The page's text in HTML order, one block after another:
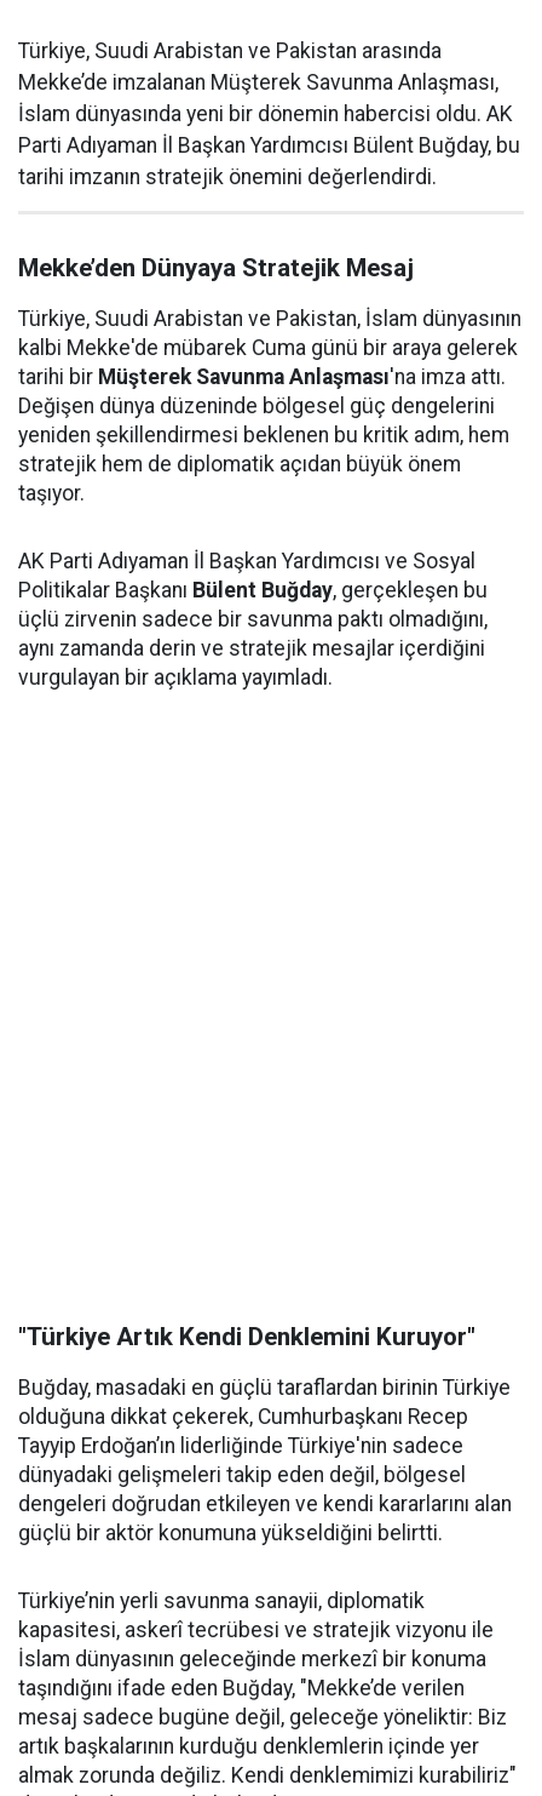
Türkiye, Suudi Arabistan ve Pakistan arasında
Mekke’de imzalanan Müşterek Savunma Anlaşması,
İslam dünyasında yeni bir dönemin habercisi oldu. AK
Parti Adıyaman İl Başkan Yardımcısı Bülent Buğday, bu
tarihi imzanın stratejik önemini değerlendirdi.
Mekke’den Dünyaya Stratejik Mesaj
Türkiye, Suudi Arabistan ve Pakistan, İslam dünyasının
kalbi Mekke'de mübarek Cuma günü bir araya gelerek
tarihi bir Müşterek Savunma Anlaşması'na imza attı.
Değişen dünya düzeninde bölgesel güç dengelerini
yeniden şekillendirmesi beklenen bu kritik adım, hem
stratejik hem de diplomatik açıdan büyük önem
taşıyor.
AK Parti Adıyaman İl Başkan Yardımcısı ve Sosyal
Politikalar Başkanı Bülent Buğday, gerçekleşen bu
üçlü zirvenin sadece bir savunma paktı olmadığını,
aynı zamanda derin ve stratejik mesajlar içerdiğini
vurgulayan bir açıklama yayımladı.
"Türkiye Artık Kendi Denklemini Kuruyor"
Buğday, masadaki en güçlü taraflardan birinin Türkiye
olduğuna dikkat çekerek, Cumhurbaşkanı Recep
Tayyip Erdoğan’ın liderliğinde Türkiye'nin sadece
dünyadaki gelişmeleri takip eden değil, bölgesel
dengeleri doğrudan etkileyen ve kendi kararlarını alan
güçlü bir aktör konumuna yükseldiğini belirtti.
Türkiye’nin yerli savunma sanayii, diplomatik
kapasitesi, askerî tecrübesi ve stratejik vizyonu ile
İslam dünyasının geleceğinde merkezî bir konuma
taşındığını ifade eden Buğday, "Mekke’de verilen
mesaj sadece bugüne değil, geleceğe yöneliktir: Biz
artık başkalarının kurduğu denklemlerin içinde yer
almak zorunda değiliz. Kendi denklemimizi kurabiliriz"